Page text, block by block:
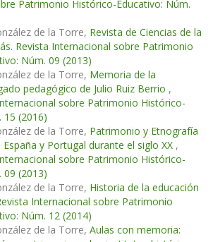
Patrimonio Histórico-Educativo: Núm.
de la Torre, Revista de Ciencias de la
Revista Internacional sobre Patrimonio
Núm. 09 (2013)
de la Torre, Memoria de la
pedagógico de Julio Ruiz Berrio ,
sobre Patrimonio Histórico-
15 (2016)
de la Torre, Patrimonio y Etnografía
y Portugal durante el siglo XX ,
sobre Patrimonio Histórico-
09 (2013)
de la Torre, Historia de la educación
Internacional sobre Patrimonio
Núm. 12 (2014)
de la Torre, Aulas con memoria: